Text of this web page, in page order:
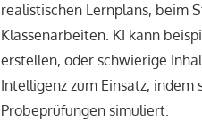
realistischen Lernplans, beim
Klassenarbeiten. KI kann
erstellen, oder schwierige
Intelligenz zum Einsatz,
Probeprüfungen simuliert.